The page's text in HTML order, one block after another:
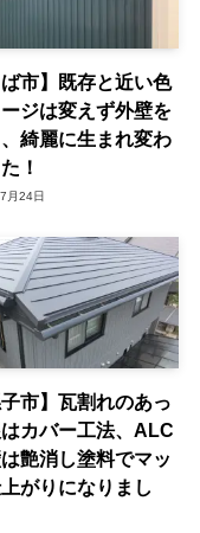
ば市】既存と近い色
ジは変えず外壁を
綺麗に生まれ変わ
！
月24日
子市】瓦割れのあっ
カバー工法、ALC
艶消し塗料でマッ
上がりになりまし